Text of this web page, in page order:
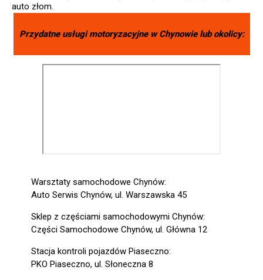
auto złom.
Przydatne usługi motoryzacyjne wChynowielub okolicy:
Warsztaty samochodowe Chynów:
Auto Serwis Chynów, ul. Warszawska 45
Sklep z częściami samochodowymi Chynów:
Części Samochodowe Chynów, ul. Główna 12
Stacja kontroli pojazdów Piaseczno:
PKO Piaseczno, ul. Słoneczna 8